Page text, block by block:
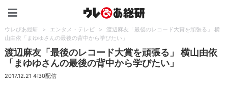
ウレぴあ総研 > エンタメ・テレビ >
渡辺麻友「最後のレコード大賞を頑張る」 横
山由依「まゆゆさんの最後の背中から学びたい」
渡辺麻友「最後のレコード大賞を頑張る」 横山由依
「まゆゆさんの最後の背中から学びたい」
2017.12.21 4:30配信